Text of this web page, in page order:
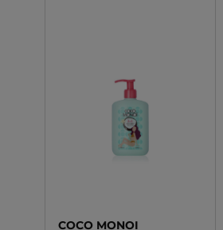
COCO MONOI